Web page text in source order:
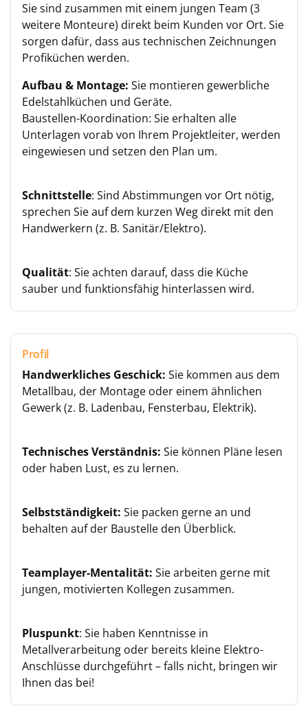
Sie sind zusammen mit einem jungen Team (3
weitere Monteure) direkt beim Kunden vor Ort. Sie
sorgen dafür, dass aus technischen Zeichnungen
Profiküchen werden.
Aufbau & Montage: Sie montieren gewerbliche
Edelstahlküchen und Geräte.
Baustellen-Koordination: Sie erhalten alle
Unterlagen vorab von Ihrem Projektleiter, werden
eingewiesen und setzen den Plan um.
Schnittstelle: Sind Abstimmungen vor Ort nötig,
sprechen Sie auf dem kurzen Weg direkt mit den
Handwerkern (z. B. Sanitär/Elektro).
Qualität: Sie achten darauf, dass die Küche
sauber und funktionsfähig hinterlassen wird.
Profil
Handwerkliches Geschick: Sie kommen aus dem
Metallbau, der Montage oder einem ähnlichen
Gewerk (z. B. Ladenbau, Fensterbau, Elektrik).
Technisches Verständnis: Sie können Pläne lesen
oder haben Lust, es zu lernen.
Selbstständigkeit: Sie packen gerne an und
behalten auf der Baustelle den Überblick.
Teamplayer-Mentalität: Sie arbeiten gerne mit
jungen, motivierten Kollegen zusammen.
Pluspunkt: Sie haben Kenntnisse in
Metallverarbeitung oder bereits kleine Elektro-
Anschlüsse durchgeführt – falls nicht, bringen wir
Ihnen das bei!